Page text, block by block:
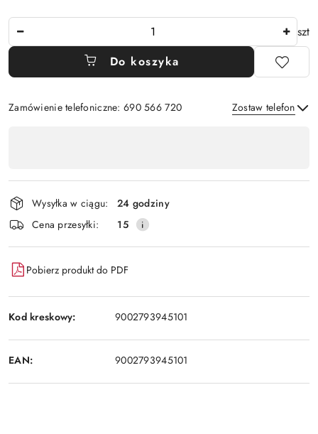
szt
Do koszyka
Zamówienie telefoniczne: 690 566 720 Zostaw telefon
płatność
i
dostawa
Wysyłka w ciągu:
24 godziny
Cena przesyłki:
15
Pobierz produkt do PDF
Kod kreskowy: 9002793945101
EAN: 9002793945101